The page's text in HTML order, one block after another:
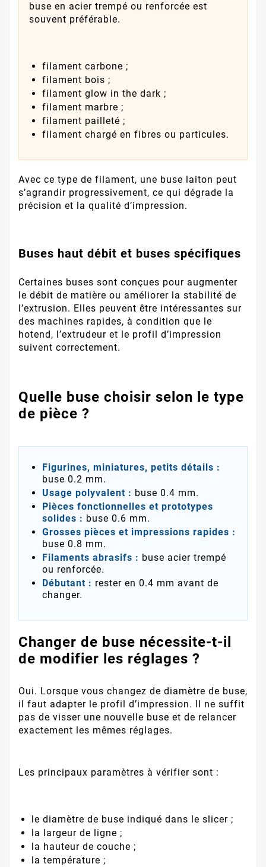
buse en acier trempé ou renforcée est
souvent préférable.
filament carbone ;
filament bois ;
filament glow in the dark ;
filament marbre ;
filament pailleté ;
filament chargé en fibres ou particules.
Avec ce type de filament, une buse laiton peut
s’agrandir progressivement, ce qui dégrade la
précision et la qualité d’impression.
Buses haut débit et buses spécifiques
Certaines buses sont conçues pour augmenter
le débit de matière ou améliorer la stabilité de
l’extrusion. Elles peuvent être intéressantes sur
des machines rapides, à condition que le
hotend, l’extrudeur et le profil d’impression
suivent correctement.
Quelle buse choisir selon le type
de pièce ?
Figurines, miniatures, petits détails :
buse 0.2 mm.
Usage polyvalent : buse 0.4 mm.
Pièces fonctionnelles et prototypes
solides : buse 0.6 mm.
Grosses pièces et impressions rapides :
buse 0.8 mm.
Filaments abrasifs : buse acier trempé
ou renforcée.
Débutant : rester en 0.4 mm avant de
changer.
Changer de buse nécessite-t-il
de modifier les réglages ?
Oui. Lorsque vous changez de diamètre de buse,
il faut adapter le profil d’impression. Il ne suffit
pas de visser une nouvelle buse et de relancer
exactement les mêmes réglages.
Les principaux paramètres à vérifier sont :
le diamètre de buse indiqué dans le slicer ;
la largeur de ligne ;
la hauteur de couche ;
la température ;